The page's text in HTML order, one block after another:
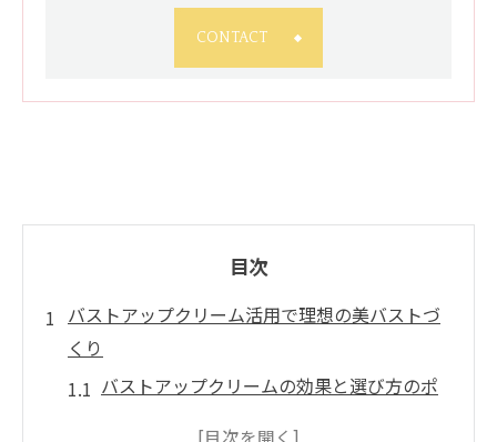
CONTACT
目次
バストアップクリーム活用で理想の美バストづ
くり
バストアップクリームの効果と選び方のポ